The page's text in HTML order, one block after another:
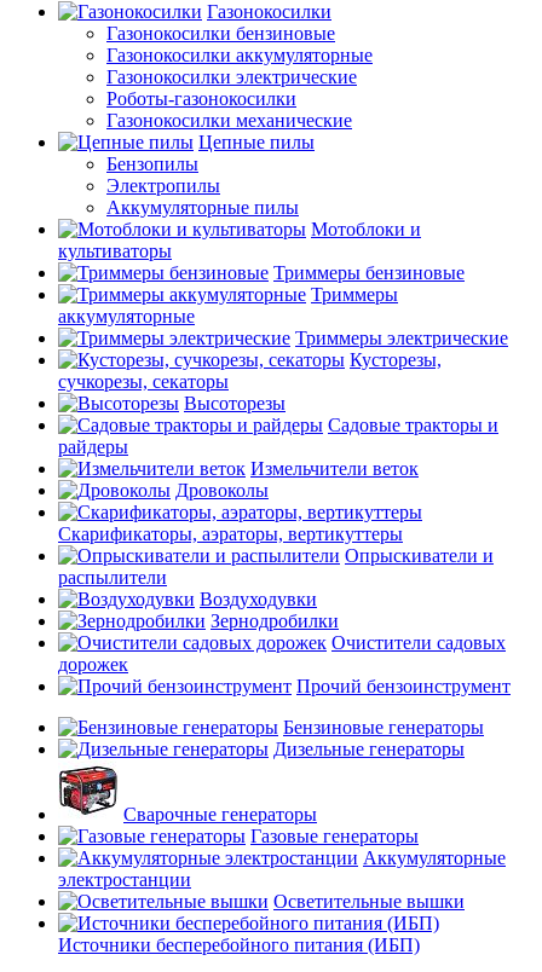
Газонокосилки
Газонокосилки бензиновые
Газонокосилки аккумуляторные
Газонокосилки электрические
Роботы-газонокосилки
Газонокосилки механические
Цепные пилы
Бензопилы
Электропилы
Аккумуляторные пилы
Мотоблоки и
культиваторы
Триммеры бензиновые
Триммеры
аккумуляторные
Триммеры электрические
Кусторезы,
сучкорезы, секаторы
Высоторезы
Садовые тракторы и
райдеры
Измельчители веток
Дровоколы
Скарификаторы, аэраторы, вертикуттеры
Опрыскиватели и
распылители
Воздуходувки
Зернодробилки
Очистители садовых
дорожек
Прочий бензоинструмент
Бензиновые генераторы
Дизельные генераторы
Сварочные генераторы
Газовые генераторы
Аккумуляторные
электростанции
Осветительные вышки
Источники бесперебойного питания (ИБП)